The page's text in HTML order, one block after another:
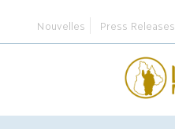
Nouvelles Press Releases